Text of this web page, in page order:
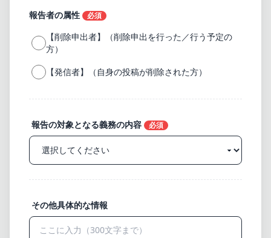
報告者の属性 必須
【削除申出者】（削除申出を行った／行う予定の
方）
【発信者】（自身の投稿が削除された方）
報告の対象となる義務の内容 必須
その他具体的な情報